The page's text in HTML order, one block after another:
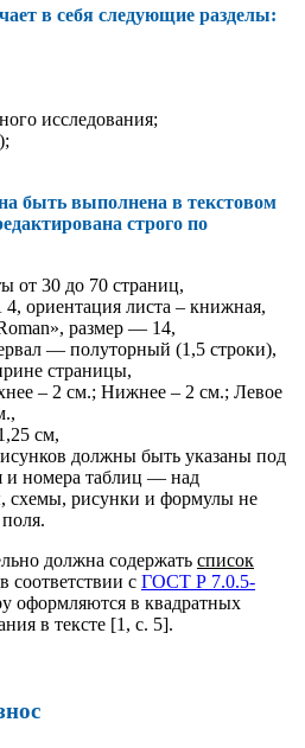
в себя следующие разделы:
исследования;
быть выполнена в текстовом
строго по
от 30 до 70 страниц,
ориентация листа – книжная,
размер — 14,
— полуторный (1,5 строки),
страницы,
– 2 см.; Нижнее – 2 см.; Левое
см,
должны быть указаны под
и номера таблиц — над
схемы, рисунки и формулы не
должна содержать список
соответствии с ГОСТ Р 7.0.5-
оформляются в квадратных
в тексте [1, с. 5].